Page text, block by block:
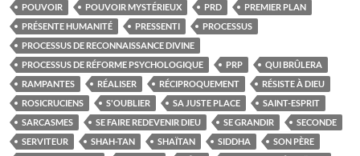
POUVOIR
POUVOIR MYSTÉRIEUX PRD
PREMIER PLAN
PRÉSENTE HUMANITÉ
PRESSENTI
PROCESSUS
PROCESSUS DE RECONNAISSANCE DIVINE
PROCESSUS DE RÉFORME PSYCHOLOGIQUE
PRP
QUI BRÛLERA
RAMPANTES
RÉALISER RÉCIPROQUEMENT
RÉSISTE À DIEU
ROSICRUCIENS
S'OUBLIER SA JUSTE PLACE
SAINT-ESPRIT
SARCASMES
SE FAIRE REDEVENIR DIEU SE GRANDIR
SECONDE
SERVITEUR
SHAH-TAN SHAÏTAN SIDDHA
SON PÈRE